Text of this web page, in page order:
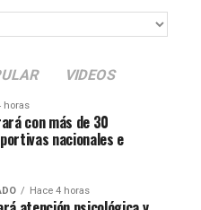
VIDEOS
horas
con más de 30
nacionales e
Hace 4 horas